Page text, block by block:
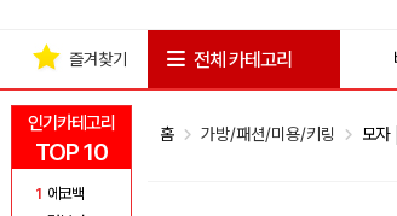
인기카테고리
TOP 10
1 에코백
즐겨찾기 전체 카테고리
홈 가방/패션/미용/키링 모자